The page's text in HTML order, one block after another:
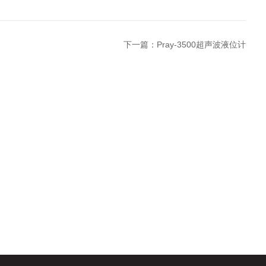
下一篇： Pray-3500超声波液位计